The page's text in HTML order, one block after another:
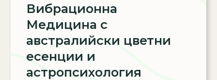
Вибрационна
Медицина с
австралийски цветни
есенции и
астропсихология